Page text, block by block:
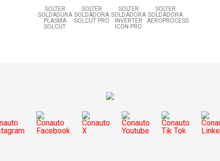
SOLTER
SOLDADURA
PLASMA
SOLCUT
SOLTER
SOLDADORA
SOLCUT PRO
SOLTER
SOLDADORA
INVERTER
ICON PRO
SOLTER
SOLDADORA
AEROPROCESS